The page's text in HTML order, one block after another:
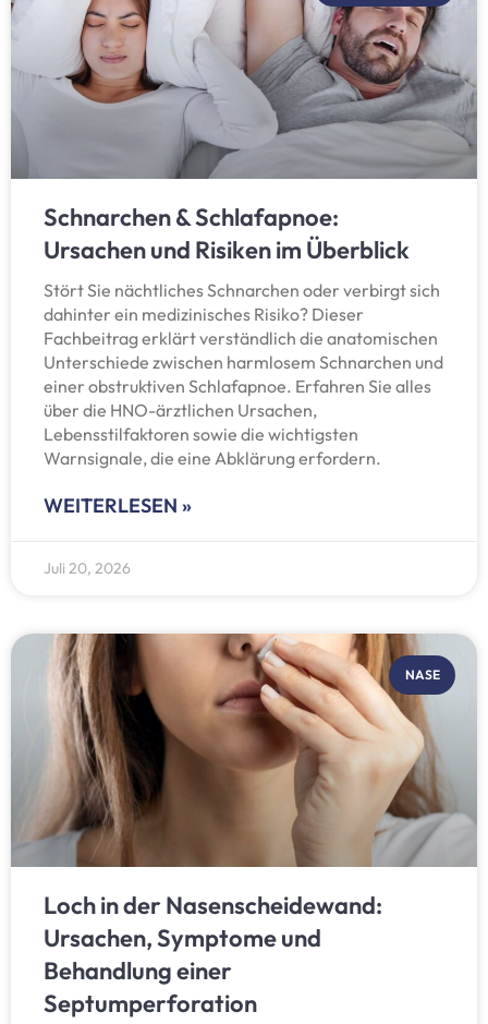
Schnarchen & Schlafapnoe:
Ursachen und Risiken im Überblick
Stört Sie nächtliches Schnarchen oder verbirgt sich
dahinter ein medizinisches Risiko? Dieser
Fachbeitrag erklärt verständlich die anatomischen
Unterschiede zwischen harmlosem Schnarchen und
einer obstruktiven Schlafapnoe. Erfahren Sie alles
über die HNO-ärztlichen Ursachen,
Lebensstilfaktoren sowie die wichtigsten
Warnsignale, die eine Abklärung erfordern.
WEITERLESEN »
Juli 20, 2026
NASE
Loch in der Nasenscheidewand:
Ursachen, Symptome und
Behandlung einer
Septumperforation